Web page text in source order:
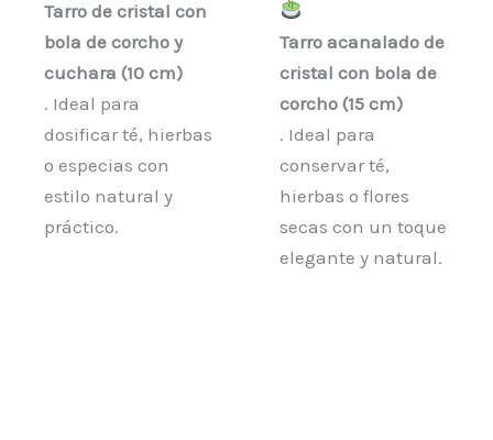
Tarro de cristal con
bola de corcho y
cuchara (10 cm)
. Ideal para
dosificar té, hierbas
o especias con
estilo natural y
práctico.
Tarro acanalado de
cristal con bola de
corcho (15 cm)
. Ideal para
conservar té,
hierbas o flores
secas con un toque
elegante y natural.